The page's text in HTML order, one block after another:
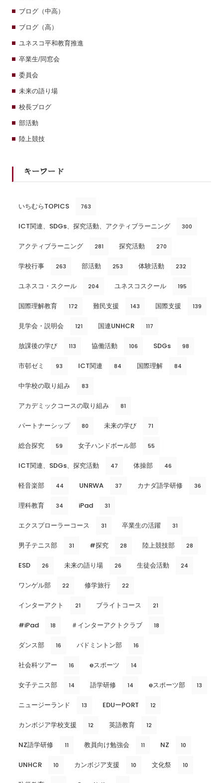
ブログ（中高）
ブログ（高）
ユネスコ平和教育推進
卒業生/同窓会
委員会
未来の語り場
校長ブログ
部活動
陸上競技
キーワード
いちむらTOPICS 763
ICT関連、SDGs、探究活動、アクティブラーニング 300
アクティブラーニング 281 探究活動 270
学校行事 263 部活動 253 体験活動 232
ユネスコ・スクール 204 ユネスコスクール 195
国際理解教育 172 難民支援 143 国際支援 139
見学会・説明会 121 国連UNHCR 117
放課後の学び 113 協働活動 106 SDGs 98
市邨ゼミ 93 ICT関連 84 国際理解 84
中学校の取り組み 83
アカデミックコースの取り組み 81
パートナーシップ 80 未来の学び 71
総合探究 59 女子ハンドボール部 55
ICT関連、SDGs、探究活動 47 体操部 46
軽音楽部 44 UNRWA 37 カナダ語学研修 36
理科教育 34 iPad 31
エクスプローラーコース 31 卒業生の活躍 31
男子テニス部 31 #探究 28 陸上競技部 28
ESD 26 未来の語り場 26 生徒会活動 24
ワンゲル部 22 修学旅行 22
インターアクト 21 ブライトコース 21
#iPad 18 ＃インターアクトクラブ 18
ダンス部 16 バドミントン部 16
社会科ツアー 16 eスポーツ 14
女子テニス部 14 語学研修 14 eスポーツ部 13
ニュージーランド 13 EDUーPORT 12
カンボジア学校支援 12 英語教育 12
NZ語学研修 11 教員向け勉強会 11 NZ 10
UNHCR 10 カンボジア支援 10 文化祭 10